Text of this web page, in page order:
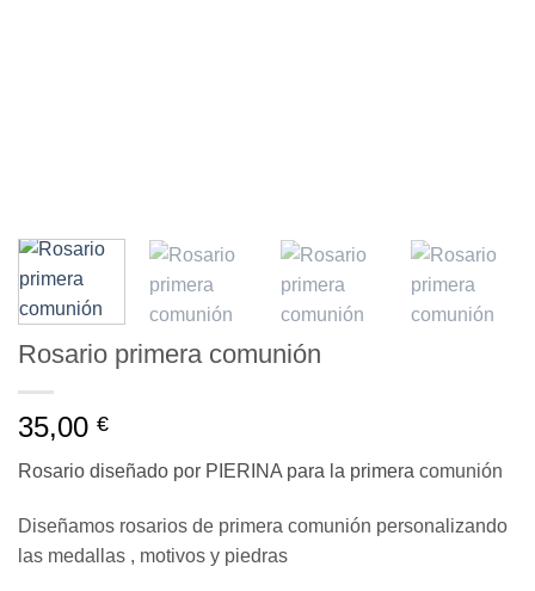
Rosario primera comunión
35,00 €
Rosario diseñado por PIERINA para la primera comunión
Diseñamos rosarios de primera comunión personalizando
las medallas , motivos y piedras